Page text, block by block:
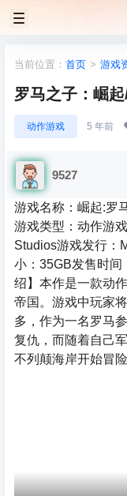
当前位置： 首页 > 游戏
罗马之子：崛
动作游戏 5 年前
9527
游戏名称：崛起:罗
游戏类型：动作游
Studios游戏发行：
小：35GB发售时间
绍】本作是一款动
帝国。游戏中玩家
多，作为一名罗马
复仇，而随着自己
不列颠海岸开始冒